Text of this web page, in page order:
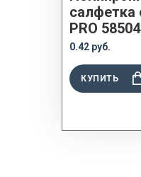
салфетка
PRO
0.42 руб.
КУПИТЬ